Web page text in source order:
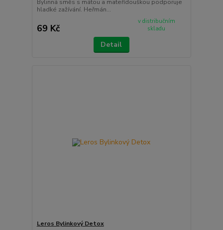
Bylinná směs s mátou a mateřídouškou podporuje
hladké zažívání. Heřmán...
69 Kč
v distribučním
skladu
Detail
Leros Bylinkový Detox